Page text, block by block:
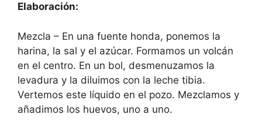
Elaboración:
Mezcla – En una fuente honda, ponemos la
harina, la sal y el azúcar. Formamos un volcán
en el centro. En un bol, desmenuzamos la
levadura y la diluimos con la leche tibia.
Vertemos este líquido en el pozo. Mezclamos y
añadimos los huevos, uno a uno.